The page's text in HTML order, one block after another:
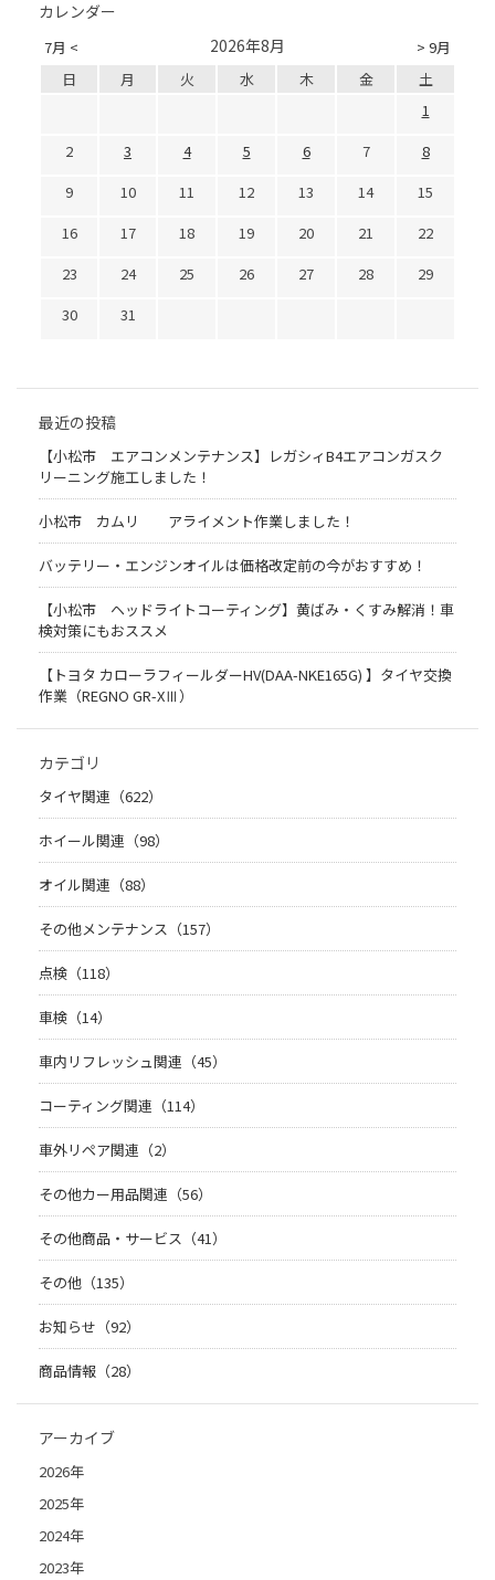
カレンダー
7月 < > 9月
2026年8月
日 月 火 水 木 金
土
1
2
3 4 5 6 7
8
9
10 11 12 13 14
15
16
17 18 19 20 21
22
23
24 25 26 27 28
29
30
31
最近の投稿
【小松市 エアコンメンテナンス】レガシィB4エアコンガスク
リーニング施工しました！
小松市 カムリ アライメント作業しました！
バッテリー・エンジンオイルは価格改定前の今がおすすめ！
【小松市 ヘッドライトコーティング】黄ばみ・くすみ解消！車
検対策にもおススメ
【トヨタ カローラフィールダーHV(DAA-NKE165G) 】タイヤ交換
作業（REGNO GR-XⅢ）
カテゴリ
タイヤ関連（622）
ホイール関連（98）
オイル関連（88）
その他メンテナンス（157）
点検（118）
車検（14）
車内リフレッシュ関連（45）
コーティング関連（114）
車外リペア関連（2）
その他カー用品関連（56）
その他商品・サービス（41）
その他（135）
お知らせ（92）
商品情報（28）
アーカイブ
2026年
2025年
2024年
2023年